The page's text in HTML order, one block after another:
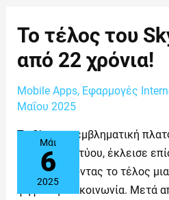
Το τέλος του
από 22 χρόνια!
Mobile Apps, Εφαρμογές
Μαΐου 2025
Μάι
6
2025
Το Skype, η εμβληματική
μέσω διαδικτύου, έκλεισε
σηματοδοτώντας το τέλος
ψηφιακή επικοινωνία. Μετά
τέλος
του
Skype
μετά
22
χρόνια!